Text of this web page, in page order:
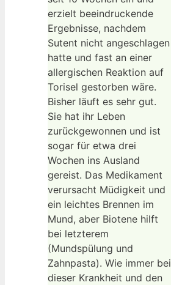
erzielt beeindruckende
Ergebnisse, nachdem
Sutent nicht angeschlagen
hatte und fast an einer
allergischen Reaktion auf
Torisel gestorben wäre.
Bisher läuft es sehr gut.
Sie hat ihr Leben
zurückgewonnen und ist
sogar für etwa drei
Wochen ins Ausland
gereist. Das Medikament
verursacht Müdigkeit und
ein leichtes Brennen im
Mund, aber Biotene hilft
bei letzterem
(Mundspülung und
Zahnpasta). Wie immer bei
dieser Krankheit und den